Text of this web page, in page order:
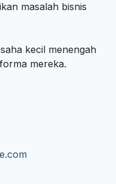
masalah bisnis
kecil menengah
mereka.